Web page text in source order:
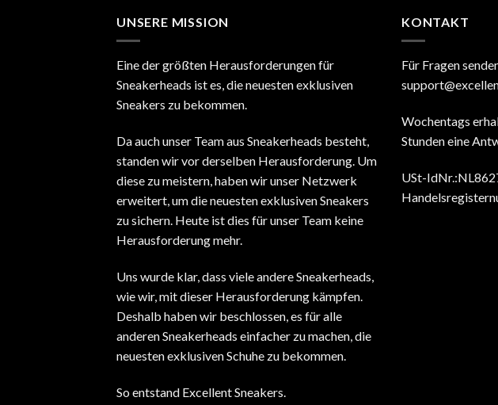
UNSERE MISSION
Eine der größten Herausforderungen für
Sneakerheads ist es, die neuesten exklusiven
Sneakers zu bekommen.
Da auch unser Team aus Sneakerheads besteht,
standen wir vor derselben Herausforderung. Um
diese zu meistern, haben wir unser Netzwerk
erweitert, um die neuesten exklusiven Sneakers
zu sichern. Heute ist dies für unser Team keine
Herausforderung mehr.
Uns wurde klar, dass viele andere Sneakerheads,
wie wir, mit dieser Herausforderung kämpfen.
Deshalb haben wir beschlossen, es für alle
anderen Sneakerheads einfacher zu machen, die
neuesten exklusiven Schuhe zu bekommen.
So entstand Excellent Sneakers.
KONTAKT
Für Fragen
Wochentags
Stunden eine
USt-